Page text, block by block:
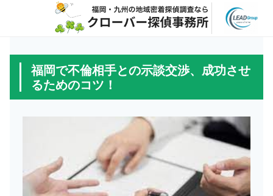
福岡で不倫相手との示談交渉、成功させ
るためのコツ！